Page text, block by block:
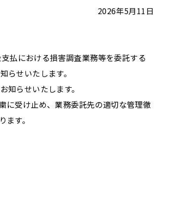
2026年5月11日
払における損害調査業務等を委託する
せいたします。
らせいたします。
に受け止め、業務委託先の適切な管理徹
す。